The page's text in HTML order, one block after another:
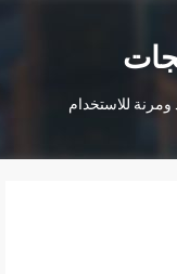
للاستخدام